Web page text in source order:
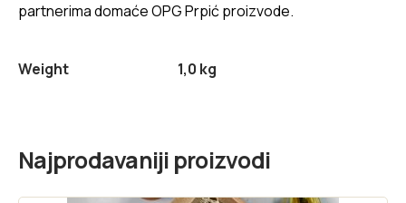
partnerima domaće OPG Prpić proizvode.
Weight 1,0 kg
Najprodavaniji proizvodi